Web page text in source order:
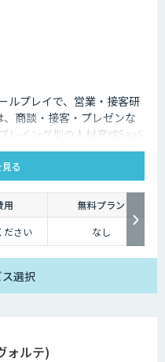
ルプレイで、営業・接客研
商談・接客・プレゼンな
レイング型の人材育成SaaS
ングと動画フィードバック
戦力化と教育の属人化解消
る
用
無料プラン
ださい なし
選択
ォルテ)